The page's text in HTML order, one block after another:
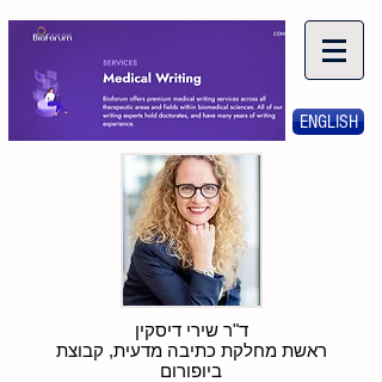
ENGLISH
ד"ר שירי דיסקין
ראשת מחלקת כתיבה מדעית, קבוצת
ביופורום